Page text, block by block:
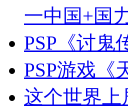
一中国+国
PSP《讨鬼
PSP游戏《
这个世界上